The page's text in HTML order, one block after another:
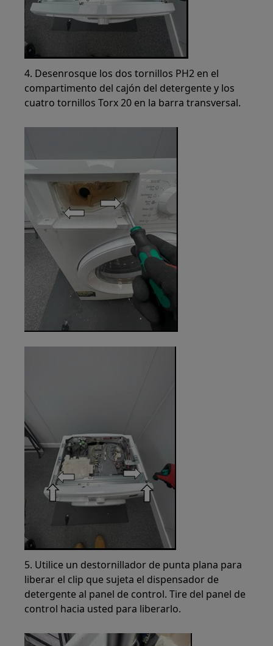
4. Desenrosque los dos tornillos PH2 en el
compartimento del cajón del detergente y los
cuatro tornillos Torx 20 en la barra transversal.
5. Utilice un destornillador de punta plana para
liberar el clip que sujeta el dispensador de
detergente al panel de control. Tire del panel de
control hacia usted para liberarlo.